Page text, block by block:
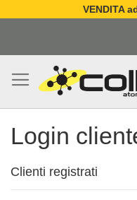
VENDITA
Login
Clienti registrati